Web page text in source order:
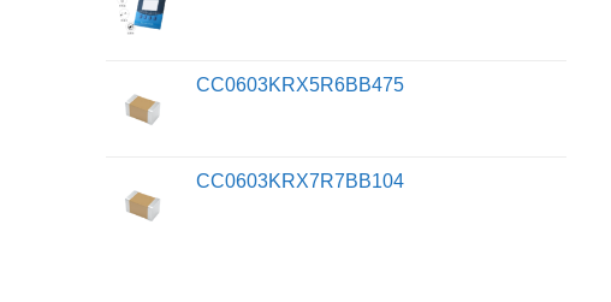
CC0603KRX5R6BB475
CC0603KRX7R7BB104